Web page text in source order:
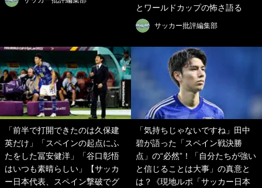
とワールドカップの怖さ語る
サッカー批評編集部
「前半で打開できたのは久保建
英だけ」「スペインの起点にふ
たをした冨安健洋」「谷口彰悟
はいつも素晴らしい」【サッカ
ー日本代表、スペイン撃破でグ
「気持ちじゃないですね」田中
碧が語った「スペイン戦決勝
点」の“必然”！「自分たちが強い
と信じることは大事」の真意と
は？《現地ルポ「サッカー日本